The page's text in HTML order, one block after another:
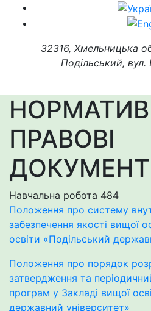
32316, Хмельницька
Подільський,
ПРАВОВІ
Навчальна робота 484
Положення про систему
забезпечення якості вищої
освіти «Подільський
Положення про порядок
затвердження та
програм у Закладі вищої
державний університет»